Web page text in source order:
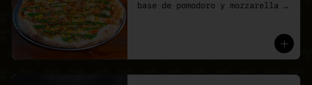
base de pomodoro y mozzarella